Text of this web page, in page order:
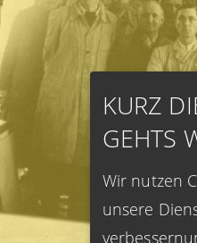
KURZ
GEHTS
Wir nutzen
unsere